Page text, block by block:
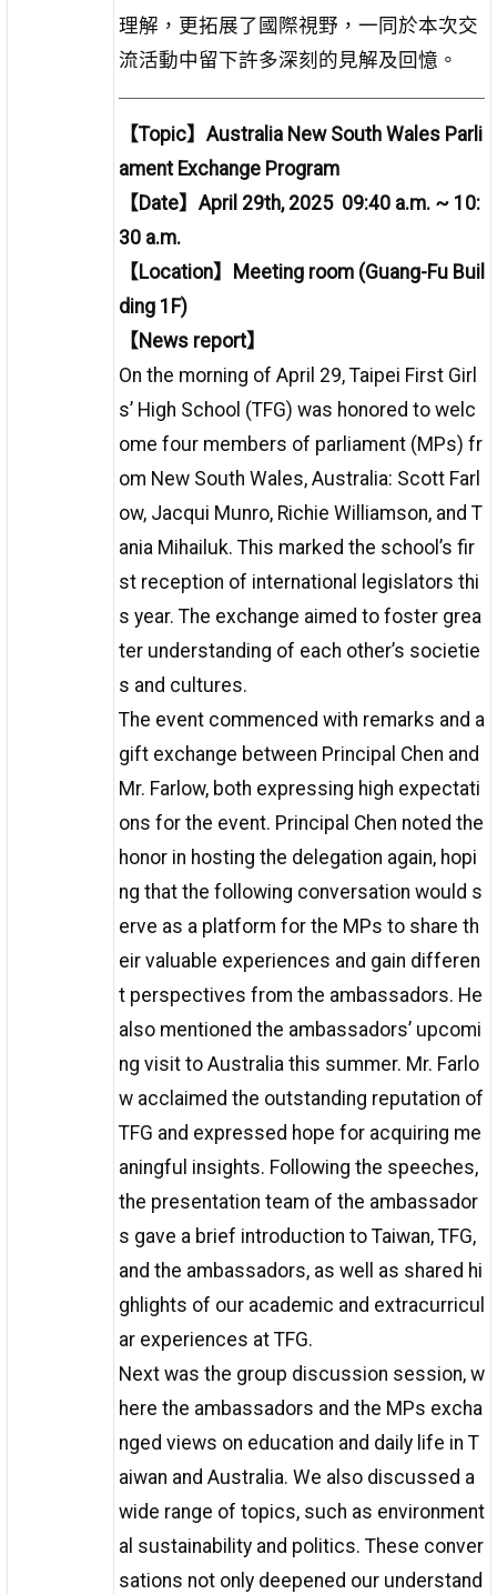
理解，更拓展了國際視野，一同於本次交
流活動中留下許多深刻的見解及回憶。
【Topic】Australia New South Wales Parli
ament Exchange Program
【Date】April 29th, 2025 09:40 a.m. ~ 10:
30 a.m.
【Location】Meeting room (Guang-Fu Buil
ding 1F)
【News report】
On the morning of April 29, Taipei First Girl
s’ High School (TFG) was honored to welc
ome four members of parliament (MPs) fr
om New South Wales, Australia: Scott Farl
ow, Jacqui Munro, Richie Williamson, and T
ania Mihailuk. This marked the school’s fir
st reception of international legislators thi
s year. The exchange aimed to foster grea
ter understanding of each other’s societie
s and cultures.
The event commenced with remarks and a
gift exchange between Principal Chen and
Mr. Farlow, both expressing high expectati
ons for the event. Principal Chen noted the
honor in hosting the delegation again, hopi
ng that the following conversation would s
erve as a platform for the MPs to share th
eir valuable experiences and gain differen
t perspectives from the ambassadors. He
also mentioned the ambassadors’ upcomi
ng visit to Australia this summer. Mr. Farlo
w acclaimed the outstanding reputation of
TFG and expressed hope for acquiring me
aningful insights. Following the speeches,
the presentation team of the ambassador
s gave a brief introduction to Taiwan, TFG,
and the ambassadors, as well as shared hi
ghlights of our academic and extracurricul
ar experiences at TFG.
Next was the group discussion session, w
here the ambassadors and the MPs excha
nged views on education and daily life in T
aiwan and Australia. We also discussed a
wide range of topics, such as environment
al sustainability and politics. These conver
sations not only deepened our understand